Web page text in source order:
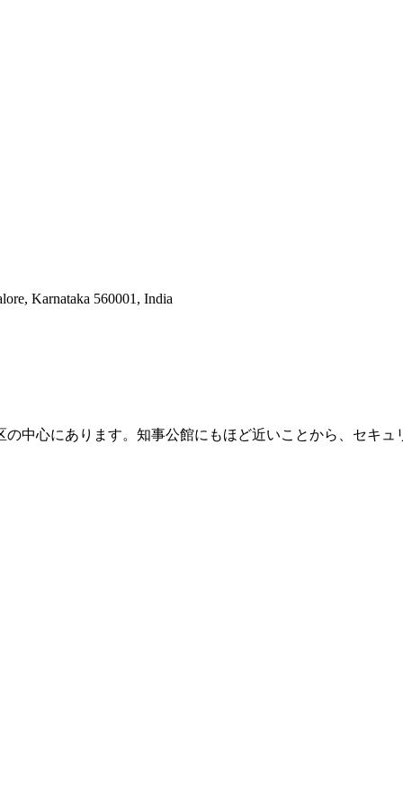
Karnataka 560001, India
中心にあります。知事公館にもほど近いことから、セキ